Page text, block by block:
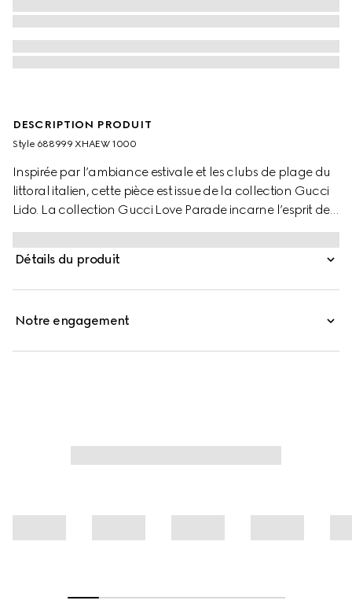
DESCRIPTION PRODUIT
Style ‎688999 XHAEW 1000
Inspirée par l’ambiance estivale et les clubs de plage du
littoral italien, cette pièce est issue de la collection Gucci
Lido. La collection Gucci Love Parade incarne l’esprit des
journées ensoleillées avec une série d’articles inspirée des
vacances. Ce bikini, qui s’inscrit dans le cadre de cette
sélection, est confectionné en jersey stretch noir à
Détails du produit
Notre engagement